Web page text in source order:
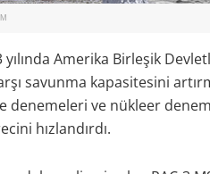
Amerika Birleşik
savunma kapasitesini
ve nükleer
hızlandırdı.